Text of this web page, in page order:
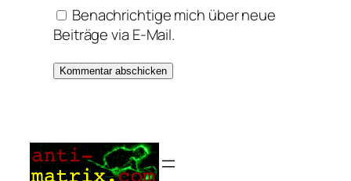
Benachrichtige mich über neue
Beiträge via E-Mail.